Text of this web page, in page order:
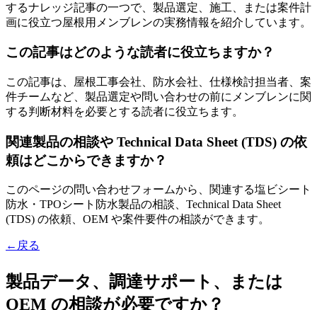
するナレッジ記事の一つで、製品選定、施工、または案件計
画に役立つ屋根用メンブレンの実務情報を紹介しています。
この記事はどのような読者に役立ちますか？
この記事は、屋根工事会社、防水会社、仕様検討担当者、案
件チームなど、製品選定や問い合わせの前にメンブレンに関
する判断材料を必要とする読者に役立ちます。
関連製品の相談や Technical Data Sheet (TDS) の依
頼はどこからできますか？
このページの問い合わせフォームから、関連する塩ビシート
防水・TPOシート防水製品の相談、Technical Data Sheet
(TDS) の依頼、OEM や案件要件の相談ができます。
←戻る
製品データ、調達サポート、または
OEM の相談が必要ですか？